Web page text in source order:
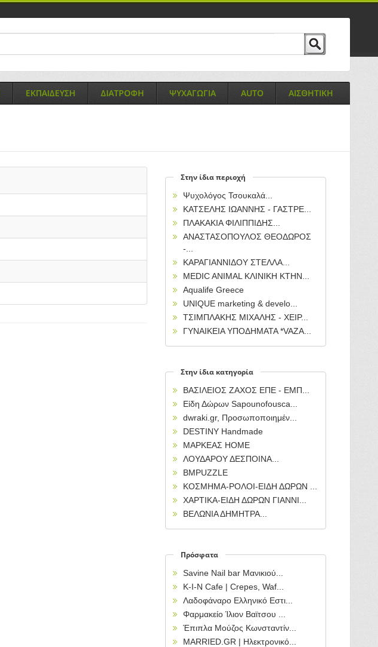
ΕΚΠΑΙΔΕΥΣΗ ΔΙΑΤΡΟΦΗ ΨΥΧΑΓΩΓΙΑ AUTO ΑΙΣΘΗΤΙΚΗ
Στην ίδια περιοχή
Ψυχολόγος Τσουκαλά...
ΚΑΤΣΕΛΗΣ ΙΩΑΝΝΗΣ - ΓΑΣΤΡΕ...
ΠΛΑΚΑΚΙΑ ΦΙΛΙΠΠΙΔΗΣ...
ΑΝΑΣΤΑΣΟΠΟΥΛΟΣ ΘΕΟΔΩΡΟΣ
-...
ΚΑΡΑΓΙΑΝΝΙΔΟΥ ΣΤΕΛΛΑ...
MEDIC ANIMAL ΚΛΙΝΙΚΗ ΚΤΗΝ...
Aqualife Greece
UNIQUE marketing & develo...
ΤΣΙΜΠΛΑΚΗΣ ΜΙΧΑΛΗΣ - ΧΕΙΡ...
ΓΥΝΑΙΚΕΙΑ ΥΠΟΔΗΜΑΤΑ *VAZA...
Στην ίδια κατηγορία
ΒΑΣΙΛΕΙΟΣ ΖΑΧΟΣ ΕΠΕ - ΕΜΠ...
Είδη Δώρων Sapounofousca...
dwraki.gr, Προσωποποιημέν...
DESTINY Handmade
ΜΑΡΚΕΑΣ HOME
ΛΟΥΔΑΡΟΥ ΔΕΣΠΟΙΝΑ...
BMPUZZLE
ΚΟΣΜΗΜΑ-ΡΟΛΟΙ-ΕΙΔΗ ΔΩΡΩΝ ...
ΧΑΡΤΙΚΑ-ΕΙΔΗ ΔΩΡΩΝ ΓΙΑΝΝΙ...
ΒΕΛΩΝΙΑ ΔΗΜΗΤΡΑ...
Πρόσφατα
Savine Nail bar Μανικιού...
Κ-Ι-Ν Cafe | Crepes, Waf...
Λαδοφάναρο Ελληνικό Εστι...
Φαρμακείο Ίλιον Βαϊτσου ...
Έπιπλα Μούζος Κωνσταντίν...
MARRIED.GR | Ηλεκτρονικό...